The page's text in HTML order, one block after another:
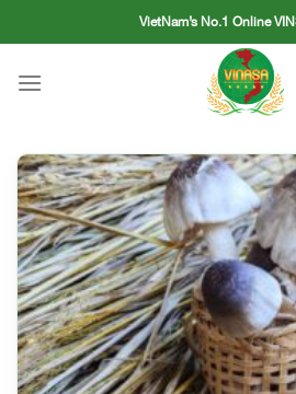
to
VietNam’s No.1 Online